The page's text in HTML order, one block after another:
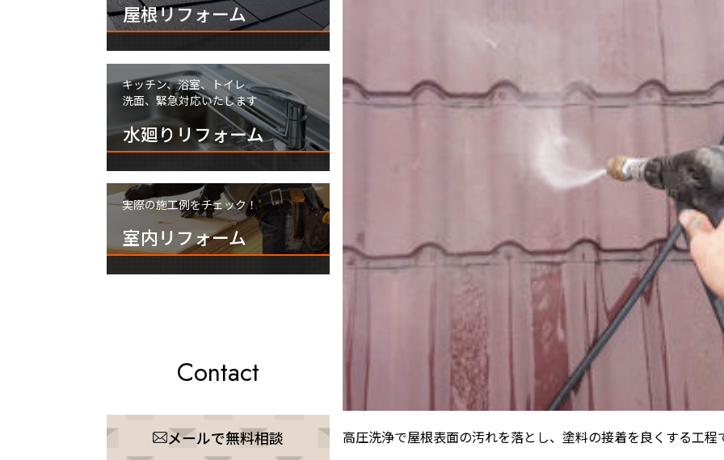
高圧洗浄で屋根表面の汚れを落とし、塗料の接着を良くする工程
屋根リフォーム
キッチン、浴室、トイレ
洗面、緊急対応いたします
水廻りリフォーム
実際の施工例をチェック！
室内リフォーム
Contact
メールで無料相談